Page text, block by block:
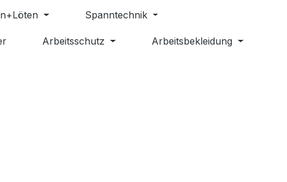
Spanntechnik
Arbeitsschutz Arbeitsbekleidung